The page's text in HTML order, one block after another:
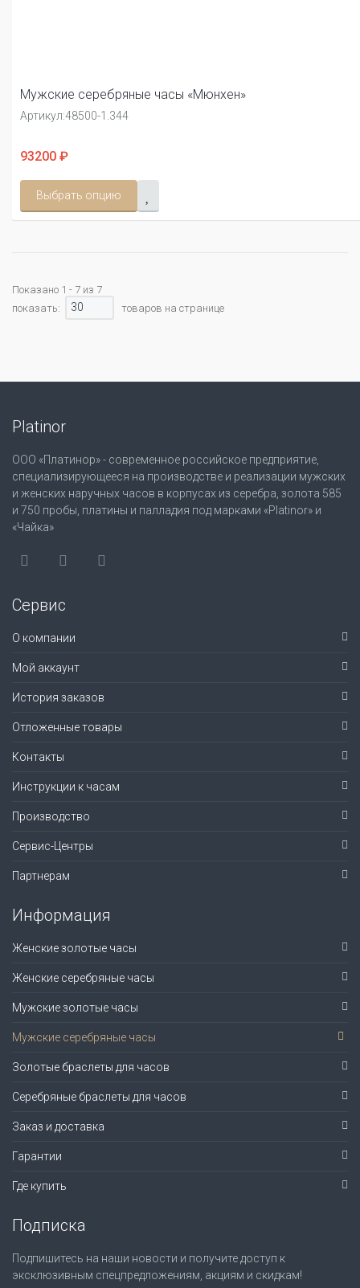
Мужские серебряные часы «Мюнхен»
Артикул:48500-1.344
93200 ₽
Выбрать опцию
Показано 1 - 7 из 7
показать:
30 товаров на странице
Platinor
ООО «Платинор» - современное российское предприятие,
специализирующееся на производстве и реализации мужских
и женских наручных часов в корпусах из серебра, золота 585
и 750 пробы, платины и палладия под марками «Platinor» и
«Чайка»
Сервис
О компании
Мой аккаунт
История заказов
Отложенные товары
Контакты
Инструкции к часам
Производство
Сервис-Центры
Партнерам
Информация
Женские золотые часы
Женские серебряные часы
Мужские золотые часы
Мужские серебряные часы
Золотые браслеты для часов
Серебряные браслеты для часов
Заказ и доставка
Гарантии
Где купить
Подписка
Подпишитесь на наши новости и получите доступ к
эксклюзивным спецпредложениям, акциям и скидкам!